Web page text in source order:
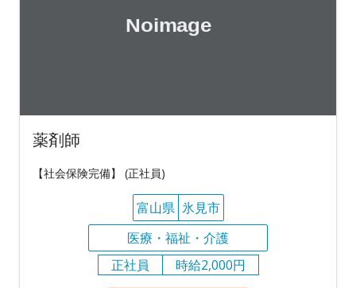
薬剤師
【社会保険完備】 (正社員)
富山県 氷見市
医療・福祉・介護
正社員
時給2,000円